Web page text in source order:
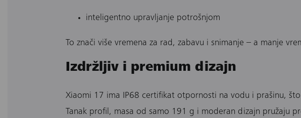
inteligentno upravljanje potrošnjom
To znači više vremena za rad, zabavu i snimanje – a manje
Izdržljiv i premium dizajn
Xiaomi 17 ima IP68 certifikat otpornosti na vodu i prašinu,
Tanak profil, masa od samo 191 g i moderan dizajn pružaju